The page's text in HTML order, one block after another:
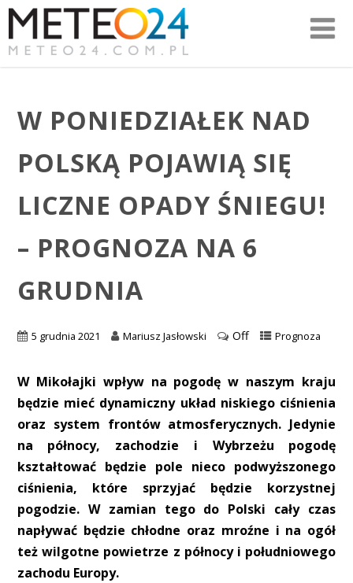
W PONIEDZIAŁEK NAD
POLSKĄ POJAWIĄ SIĘ
LICZNE OPADY ŚNIEGU!
– PROGNOZA NA 6
GRUDNIA
5 grudnia 2021 Mariusz Jasłowski Off Prognoza
W Mikołajki wpływ na pogodę w naszym kraju
będzie mieć dynamiczny układ niskiego ciśnienia
oraz system frontów atmosferycznych. Jedynie
na północy, zachodzie i Wybrzeżu pogodę
kształtować będzie pole nieco podwyższonego
ciśnienia, które sprzyjać będzie korzystnej
pogodzie. W zamian tego do Polski cały czas
napływać będzie chłodne oraz mroźne i na ogół
też wilgotne powietrze z północy i południowego
zachodu Europy.